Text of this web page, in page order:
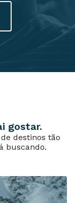
gostar.
destinos tão
buscando.